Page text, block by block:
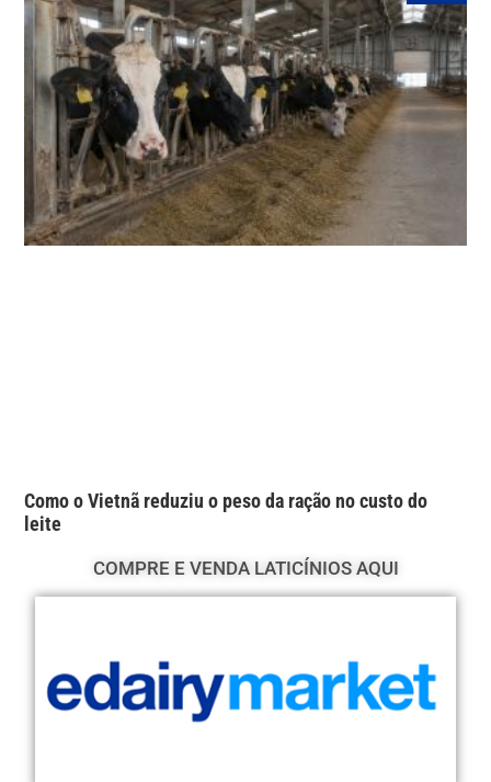
Como o Vietnã reduziu o peso da ração no custo do
leite
COMPRE E VENDA LATICÍNIOS AQUI